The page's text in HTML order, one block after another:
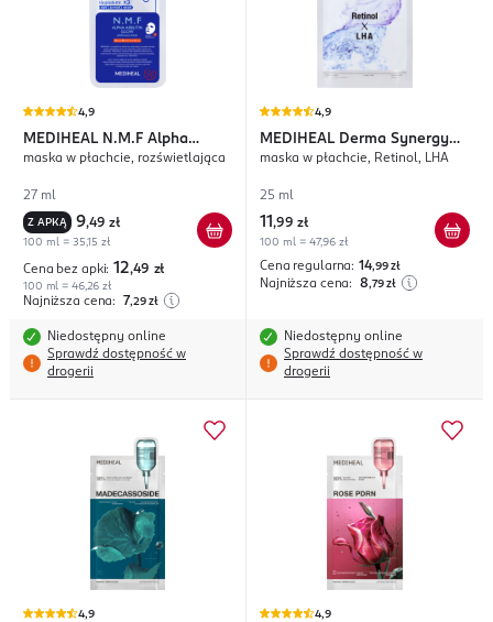
4,9
MEDIHEAL N.M.F Alpha
Arbutin Glow
maska w płachcie, rozświetlająca
27 ml
Z APKĄ 9,49 zł
100 ml = 35,15 zł
Cena bez apki: 12,49 zł
100 ml = 46,26 zł
Najniższa cena: 7,29 zł
Niedostępny online
Sprawdź dostępność w
drogerii
4,9
MEDIHEAL Derma Synergy
Wrapping
maska w płachcie, Retinol, LHA
25 ml
11 ,99 zł
100 ml = 47,96 zł
Cena regularna: 14,99 zł
Najniższa cena: 8,79 zł
Niedostępny online
Sprawdź dostępność w
drogerii
4,9 4,9